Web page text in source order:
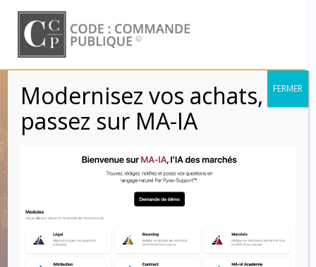
to
content
Bons de
commandes
modificatifs ou
complémentaires
(Clauses)
Modernisez vos achats,
passez sur MA-IA
FERMER